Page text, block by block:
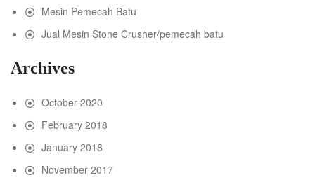
Mesin Pemecah Batu
Jual Mesin Stone Crusher/pemecah batu
Archives
October 2020
February 2018
January 2018
November 2017